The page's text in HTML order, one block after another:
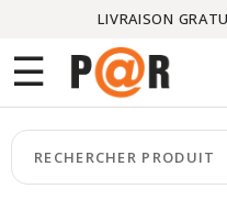
LIVRAISON
☰
Menu
CATÉGORIES
keyboard_arrow_right